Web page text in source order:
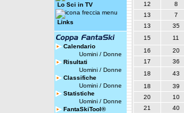
Lo Sci in TV
Links
Calendario
Uomini / Donne
Risultati
Uomini / Donne
Classifiche
Uomini / Donne
Statistiche
Uomini / Donne
FantaSkiTool®
12
8
13
7
13
35
15
11
16
20
17
36
18
43
18
39
20
10
21
40